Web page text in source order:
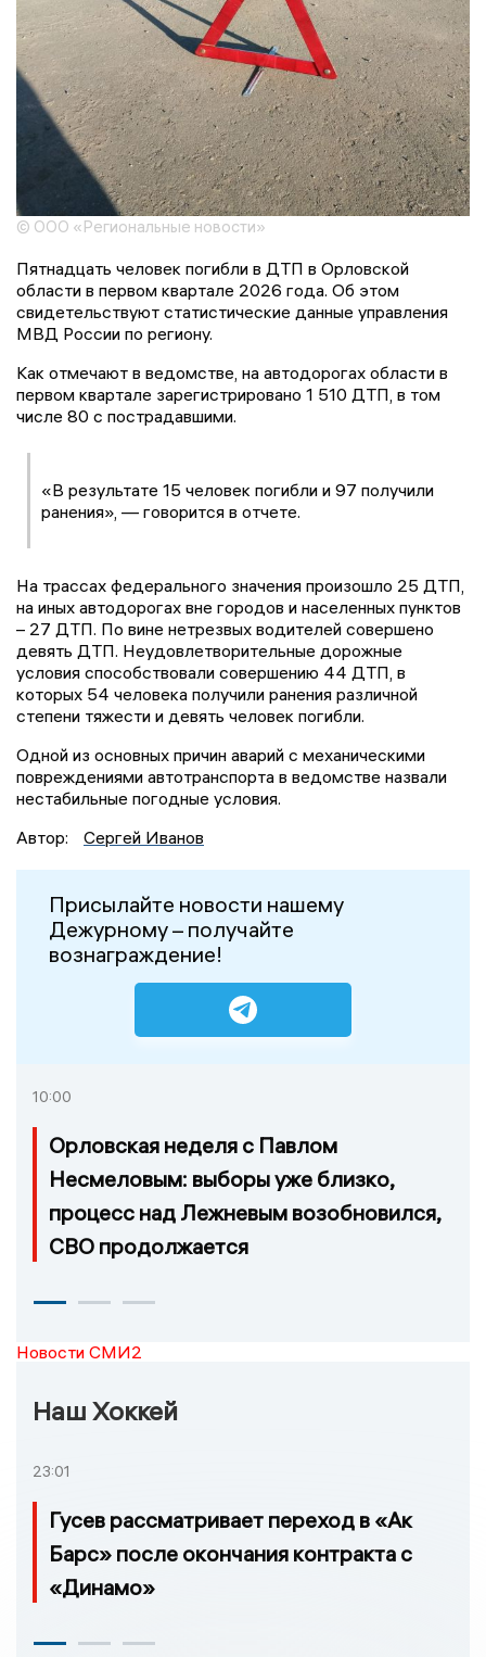
© ООО «Региональные новости»
Пятнадцать человек погибли в ДТП в Орловской
области в первом квартале 2026 года. Об этом
свидетельствуют статистические данные управления
МВД России по региону.
Как отмечают в ведомстве, на автодорогах области в
первом квартале зарегистрировано 1 510 ДТП, в том
числе 80 с пострадавшими.
«В результате 15 человек погибли и 97 получили
ранения», — говорится в отчете.
На трассах федерального значения произошло 25 ДТП,
на иных автодорогах вне городов и населенных пунктов
– 27 ДТП. По вине нетрезвых водителей совершено
девять ДТП. Неудовлетворительные дорожные
условия способствовали совершению 44 ДТП, в
которых 54 человека получили ранения различной
степени тяжести и девять человек погибли.
Одной из основных причин аварий с механическими
повреждениями автотранспорта в ведомстве назвали
нестабильные погодные условия.
Автор:
Сергей Иванов
Присылайте новости нашему
Дежурному – получайте
вознаграждение!
10:00
Орловская неделя с Павлом
Несмеловым: выборы уже близко,
процесс над Лежневым возобновился,
СВО продолжается
Новости СМИ2
Наш Хоккей
23:01
Гусев рассматривает переход в «Ак
Барс» после окончания контракта с
«Динамо»